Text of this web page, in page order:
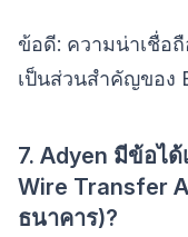
ข้อดี: ความน่าเชื่อ
เป็นส่วนสำคัญของ
7. Adyen มีข้อไ
Wire Transfer
ธนาคาร)?